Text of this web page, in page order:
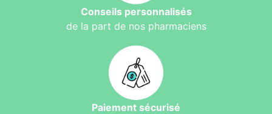
Conseils personnalisés
de la part de nos pharmaciens
Paiement sécurisé